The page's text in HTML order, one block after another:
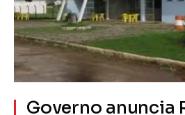
Governo anuncia